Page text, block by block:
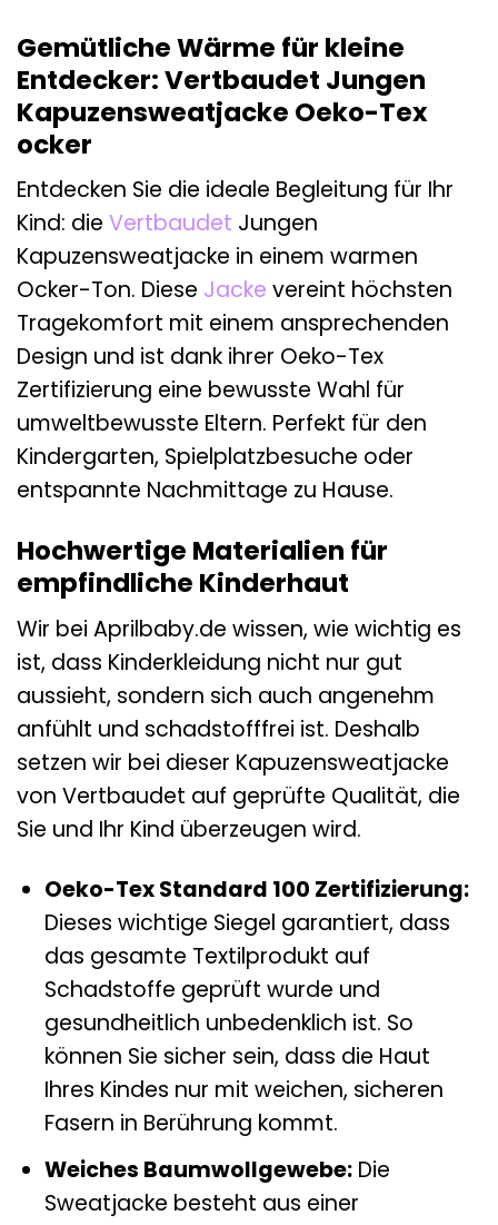
Gemütliche Wärme für kleine
Entdecker: Vertbaudet Jungen
Kapuzensweatjacke Oeko-Tex
ocker
Entdecken Sie die ideale Begleitung für Ihr
Kind: die Vertbaudet Jungen
Kapuzensweatjacke in einem warmen
Ocker-Ton. Diese Jacke vereint höchsten
Tragekomfort mit einem ansprechenden
Design und ist dank ihrer Oeko-Tex
Zertifizierung eine bewusste Wahl für
umweltbewusste Eltern. Perfekt für den
Kindergarten, Spielplatzbesuche oder
entspannte Nachmittage zu Hause.
Hochwertige Materialien für
empfindliche Kinderhaut
Wir bei Aprilbaby.de wissen, wie wichtig es
ist, dass Kinderkleidung nicht nur gut
aussieht, sondern sich auch angenehm
anfühlt und schadstofffrei ist. Deshalb
setzen wir bei dieser Kapuzensweatjacke
von Vertbaudet auf geprüfte Qualität, die
Sie und Ihr Kind überzeugen wird.
Oeko-Tex Standard 100 Zertifizierung:
Dieses wichtige Siegel garantiert, dass
das gesamte Textilprodukt auf
Schadstoffe geprüft wurde und
gesundheitlich unbedenklich ist. So
können Sie sicher sein, dass die Haut
Ihres Kindes nur mit weichen, sicheren
Fasern in Berührung kommt.
Weiches Baumwollgewebe:Die
Sweatjacke besteht aus einer